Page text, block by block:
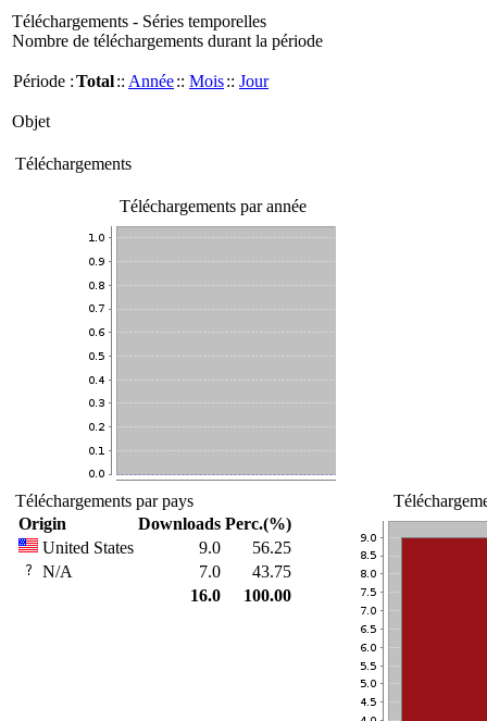
Téléchargements - Séries temporelles
Nombre de téléchargements durant la période
Période :Total:: Année:: Mois:: Jour
Objet
Téléchargements
Téléchargements par année
Téléchargements par pays
Origin
Downloads Perc.(%)
United States
9.0
56.25
N/A
7.0
43.75
16.0
100.00